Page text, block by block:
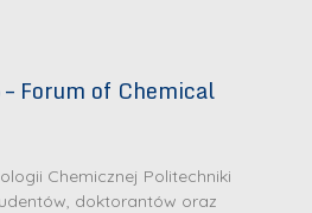
Forum of Chemical
Chemicznej Politechniki
doktorantów oraz